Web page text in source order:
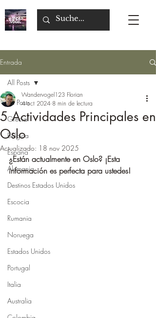
Entrada
All Posts
Grecia
Bélgica
Espana
Alemania
Destinos Estados Unidos
Escocia
Rumania
Noruega
Estados Unidos
Portugal
Italia
Australia
All Posts
5 Actividades Principales en
Oslo
Wandervogel123 Florian
4 oct 2024 8 min de lectura
Actualizado: 18 nov 2025
¿Están actualmente en Oslo? ¡Esta
información es perfecta para ustedes!